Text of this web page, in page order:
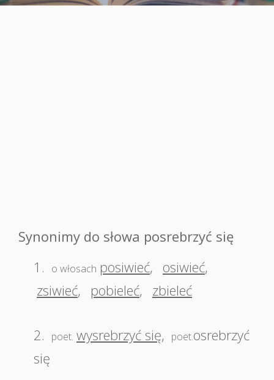
Synonimy do słowa posrebrzyć się
1.
o włosach posiwieć, osiwieć,
zsiwieć, pobieleć, zbieleć
2. poet. wysrebrzyć się, poet.osrebrzyć
się